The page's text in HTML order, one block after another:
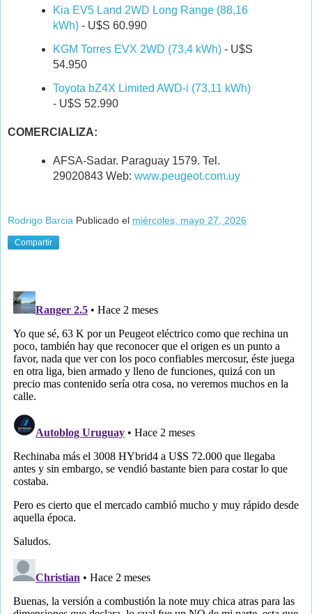
Kia EV5 Land 2WD Long Range (88,16
kWh)- U$S 60.990
KGM Torres EVX 2WD (73,4 kWh)- U$S
54.950
Toyota bZ4X Limited AWD-i (73,11 kWh)
- U$S 52.990
COMERCIALIZA:
AFSA-Sadar. Paraguay 1579. Tel.
29020843 Web: www.peugeot.com.uy
Rodrigo Barcia Publicado el miércoles, mayo 27, 2026
Compartir